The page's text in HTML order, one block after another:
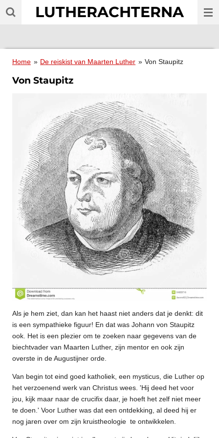
Ga
LUTHERACHTERNA
Home » De reiskist van Maarten Luther » Von Staupitz
Von Staupitz
Als je hem ziet, dan kan het haast niet anders dat je denkt: dit
is een sympathieke figuur! En dat was Johann von Staupitz
ook. Het is een plezier om te zoeken naar gegevens van de
biechtvader van Maarten Luther, zijn mentor en ook zijn
overste in de Augustijner orde.
Van begin tot eind goed katholiek, een mysticus, die Luther op
het verzoenend werk van Christus wees. 'Hij deed het voor
jou, kijk maar naar de crucifix daar, je hoeft het zelf niet meer
te doen.' Voor Luther was dat een ontdekking, al deed hij er
nog jaren over om zijn kruistheologie te ontwikkelen.